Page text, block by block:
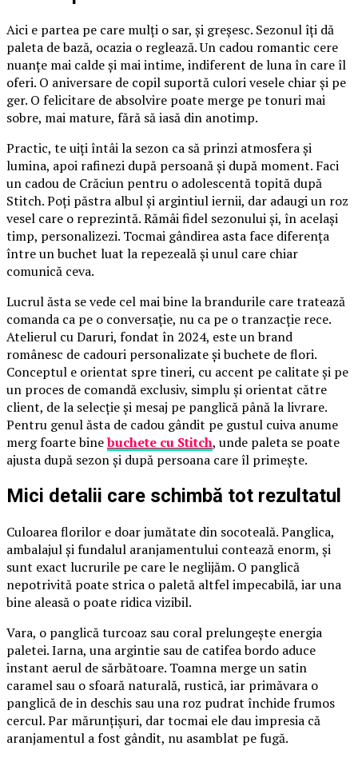
Aici e partea pe care mulți o sar, și greșesc. Sezonul îți dă
paleta de bază, ocazia o reglează. Un cadou romantic cere
nuanțe mai calde și mai intime, indiferent de luna în care îl
oferi. O aniversare de copil suportă culori vesele chiar și pe
ger. O felicitare de absolvire poate merge pe tonuri mai
sobre, mai mature, fără să iasă din anotimp.
Practic, te uiți întâi la sezon ca să prinzi atmosfera și
lumina, apoi rafinezi după persoană și după moment. Faci
un cadou de Crăciun pentru o adolescentă topită după
Stitch. Poți păstra albul și argintiul iernii, dar adaugi un roz
vesel care o reprezintă. Rămâi fidel sezonului și, în același
timp, personalizezi. Tocmai gândirea asta face diferența
între un buchet luat la repezeală și unul care chiar
comunică ceva.
Lucrul ăsta se vede cel mai bine la brandurile care tratează
comanda ca pe o conversație, nu ca pe o tranzacție rece.
Atelierul cu Daruri, fondat în 2024, este un brand
românesc de cadouri personalizate și buchete de flori.
Conceptul e orientat spre tineri, cu accent pe calitate și pe
un proces de comandă exclusiv, simplu și orientat către
client, de la selecție și mesaj pe panglică până la livrare.
Pentru genul ăsta de cadou gândit pe gustul cuiva anume
merg foarte binebuchete cu Stitch, unde paleta se poate
ajusta după sezon și după persoana care îl primește.
Mici detalii care schimbă tot rezultatul
Culoarea florilor e doar jumătate din socoteală. Panglica,
ambalajul și fundalul aranjamentului contează enorm, și
sunt exact lucrurile pe care le neglijăm. O panglică
nepotrivită poate strica o paletă altfel impecabilă, iar una
bine aleasă o poate ridica vizibil.
Vara, o panglică turcoaz sau coral prelungește energia
paletei. Iarna, una argintie sau de catifea bordo aduce
instant aerul de sărbătoare. Toamna merge un satin
caramel sau o sfoară naturală, rustică, iar primăvara o
panglică de in deschis sau una roz pudrat închide frumos
cercul. Par mărunțișuri, dar tocmai ele dau impresia că
aranjamentul a fost gândit, nu asamblat pe fugă.